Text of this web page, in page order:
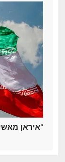
איראן מאשימה את ארה"ב ב"פיראטיות"